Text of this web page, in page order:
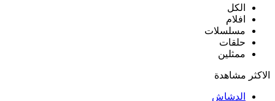
الكل
افلام
مسلسلات
حلقات
ممثلين
الاكثر مشاهدة
الدشاش